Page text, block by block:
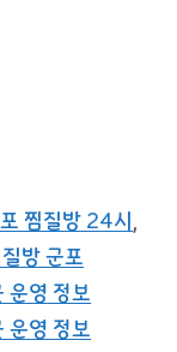
찜질방 24시,
방 군포
영 정보
운영 정보